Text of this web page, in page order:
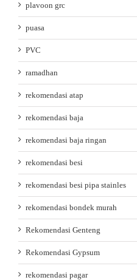
plavoon grc
puasa
PVC
ramadhan
rekomendasi atap
rekomendasi baja
rekomendasi baja ringan
rekomendasi besi
rekomendasi besi pipa stainles
rekomendasi bondek murah
Rekomendasi Genteng
Rekomendasi Gypsum
rekomendasi pagar